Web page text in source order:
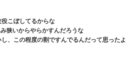
こぼしてるからな
狭いからやらかすんだろうな
、この程度の割ですんでるんだって思ったよ